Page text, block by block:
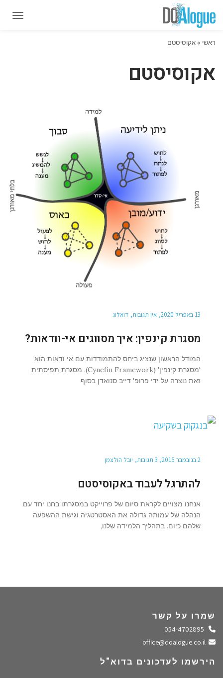
ראשי »אקוסיסטם
אקוסיסטם
13 באפריל 2020 אין תגובות דואלוג
מסגרת קינפין: איך מסווגים אי-וודאות?
המודל הראשון שנציג ביחס להתמודדות עם אי ודאות הוא
'מסגרת קינפין' (Cynefin Framework). מסגרת תפיסתית
זאת נוצרה על ידי פרופ' דייב סנואדן בסוף
2 בנובמבר 2015 3 תגובות יובל הולצמן
להתרגל לעבוד באקוסיסטם
אנחנו מצויים לקראת סיום של פרוייקט במסגרתו בחנו יחד עם
הנהלה של עמותה גדולה את האסטרטגיה וגישת ההשפעה
שלהם כיום. בתהליך הלמידה שלנו,
שמרו על קשר
התקשרו אלינו
שלחו מייל
הירשמו לעדכונים בדוא"ל